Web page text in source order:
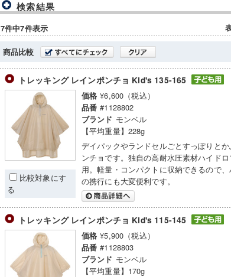
検索結果
7件中7件表示
商品比較
トレッキング レインポンチョ Kid's 135-165
比較対象にす
る
価格 ¥6,600（税込）
品番 #1128802
ブランド モンベル
【平均重量】228g
デイパックやランドセルごとすっぽりと
ンチョです。独自の高耐水圧素材ハイド
用。軽量・コンパクトに収納できるので
の携行にも大変便利です。
トレッキング レインポンチョ Kid's 115-145
価格 ¥5,900（税込）
品番 #1128803
ブランド モンベル
【平均重量】170g